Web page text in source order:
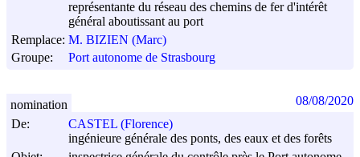
représentante du réseau des chemins de fer d'intérêt
général aboutissant au port
Remplace: M. BIZIEN (Marc)
Groupe:
Port autonome de Strasbourg
De:
CASTEL (Florence)
ingénieure générale des ponts, des eaux et des forêts
nomination 08/08/2020